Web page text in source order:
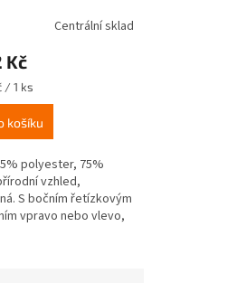
Centrální sklad
Kč
/ 1 ks
košíku
polyester, 75%
vzhled,
S bočním řetízkovým
vpravo nebo vlevo,